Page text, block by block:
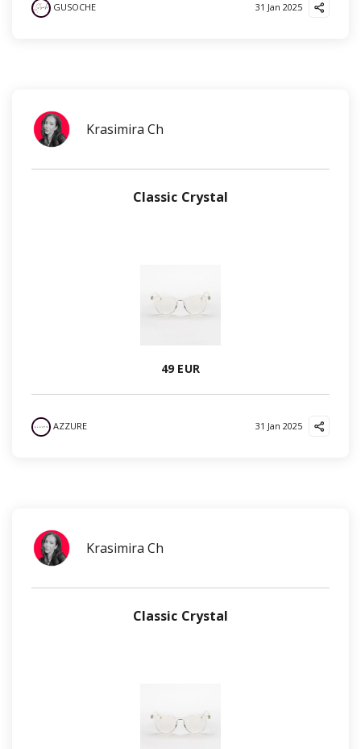
GUSOCHE 31 Jan 2025
Krasimira Ch
Classic Crystal
49 EUR
AZZURE 31 Jan 2025
Krasimira Ch
Classic Crystal